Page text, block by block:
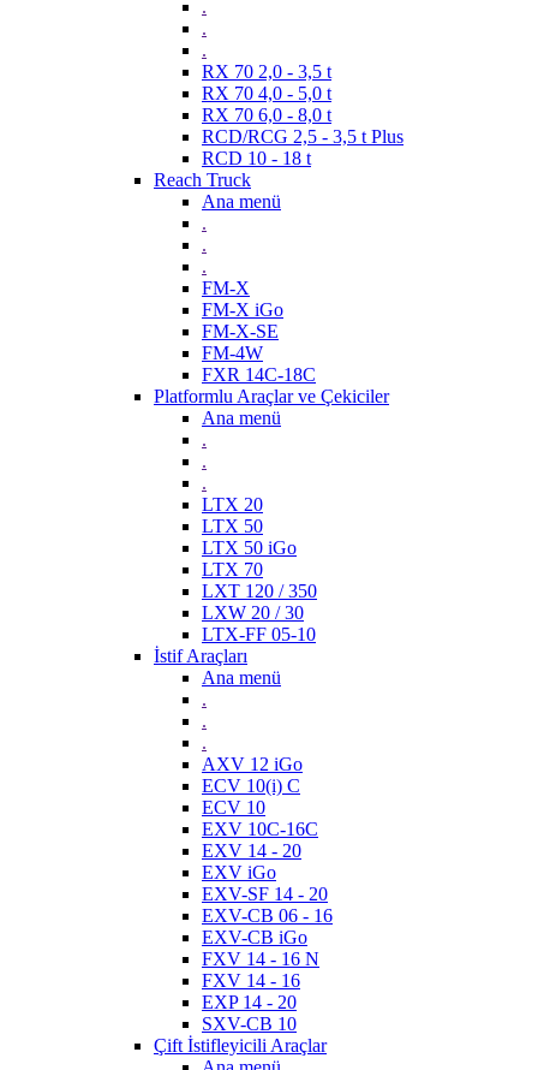
.
.
.
RX 70 2,0 - 3,5 t
RX 70 4,0 - 5,0 t
RX 70 6,0 - 8,0 t
RCD/RCG 2,5 - 3,5 t Plus
RCD 10 - 18 t
Reach Truck
Ana menü
.
.
.
FM-X
FM-X iGo
FM-X-SE
FM-4W
FXR 14C-18C
Platformlu Araçlar ve Çekiciler
Ana menü
.
.
.
LTX 20
LTX 50
LTX 50 iGo
LTX 70
LXT 120 / 350
LXW 20 / 30
LTX-FF 05-10
İstif Araçları
Ana menü
.
.
.
AXV 12 iGo
ECV 10(i) C
ECV 10
EXV 10C-16C
EXV 14 - 20
EXV iGo
EXV-SF 14 - 20
EXV-CB 06 - 16
EXV-CB iGo
FXV 14 - 16 N
FXV 14 - 16
EXP 14 - 20
SXV-CB 10
Çift İstifleyicili Araçlar